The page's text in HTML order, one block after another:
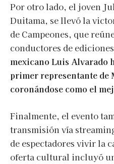
Por otro lado, el joven
Duitama, se llevó la
de Campeones, que
conductores de
mexicano Luis Alvarado
primer representante de
coronándose como el
Finalmente, el evento
transmisión vía
de espectadores vivir la
oferta cultural incluyó